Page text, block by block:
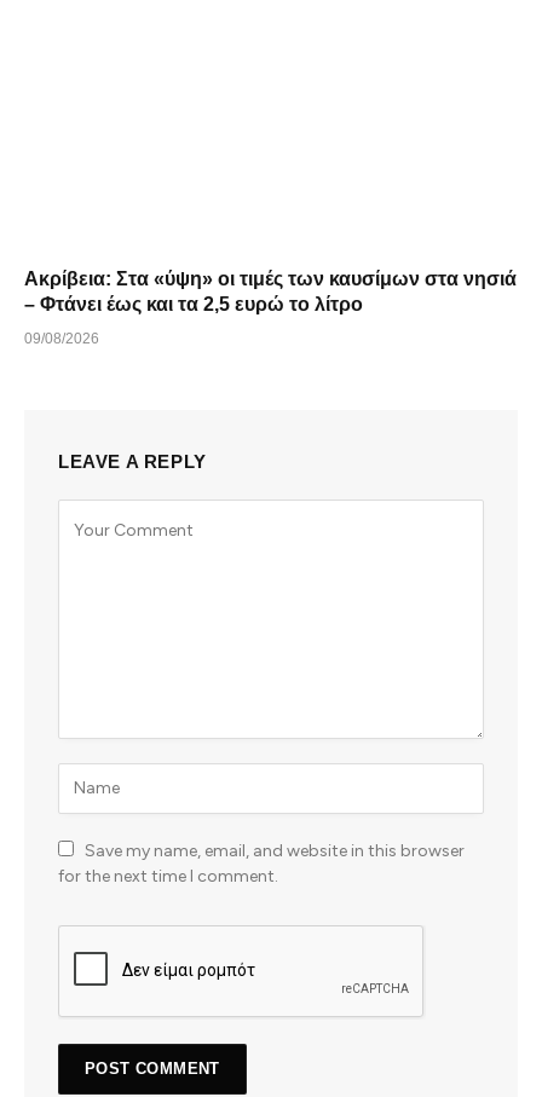
Ακρίβεια: Στα «ύψη» οι τιμές των καυσίμων στα νησιά
– Φτάνει έως και τα 2,5 ευρώ το λίτρο
09/08/2026
LEAVE A REPLY
Save my name, email, and website in this browser
for the next time I comment.